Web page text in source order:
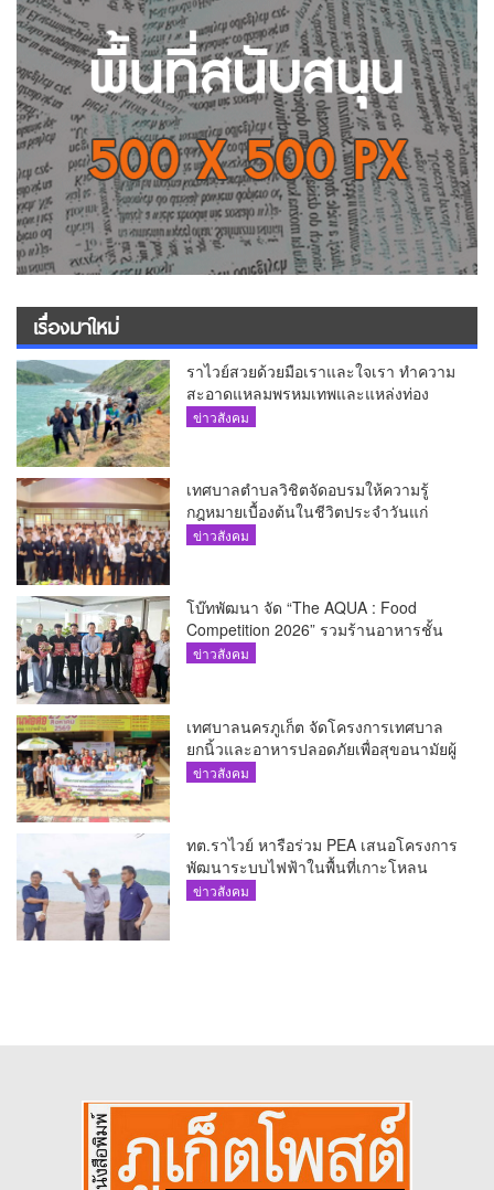
เรื่องมาใหม่
ราไวย์สวยด้วยมือเราและใจเรา ทำความ
สะอาดแหลมพรหมเทพและแหล่งท่อง
เที่ยว
ข่าวสังคม
เทศบาลตำบลวิชิตจัดอบรมให้ความรู้
กฎหมายเบื้องต้นในชีวิตประจำวันแก่
เยาวชน
ข่าวสังคม
โบ๊ทพัฒนา จัด “The AQUA : Food
Competition 2026” รวมร้านอาหารชั้น
นำของ The Shopps at The AQUA ชู
ข่าวสังคม
เทศบาลนครภูเก็ต จัดโครงการเทศบาล
ยกนิ้วและอาหารปลอดภัยเพื่อสุขอนามัยผู้
บริโภค
ข่าวสังคม
ทต.ราไวย์ หารือร่วม PEA เสนอโครงการ
พัฒนาระบบไฟฟ้าในพื้นที่เกาะโหลน
ข่าวสังคม